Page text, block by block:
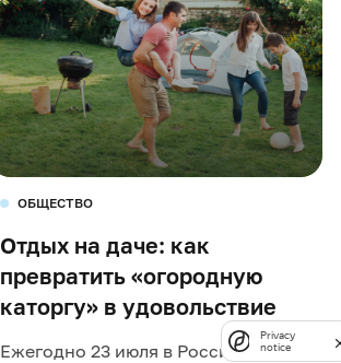
ОБЩЕСТВО
Отдых на даче: как
превратить «огородную
каторгу» в удовольствие
Ежегодно 23 июля в России
Privacy
notice